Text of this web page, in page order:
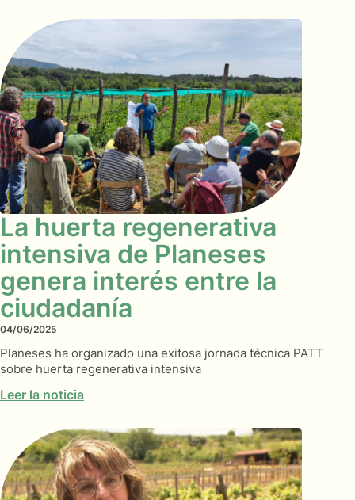
La huerta regenerativa
intensiva de Planeses
genera interés entre la
ciudadanía
04/06/2025
Planeses ha organizado una exitosa jornada técnica PATT
sobre huerta regenerativa intensiva
Leer la noticia